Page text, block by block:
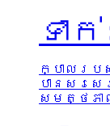
ទា
ក្បាលរប
បានសរស
សមត្ថភា